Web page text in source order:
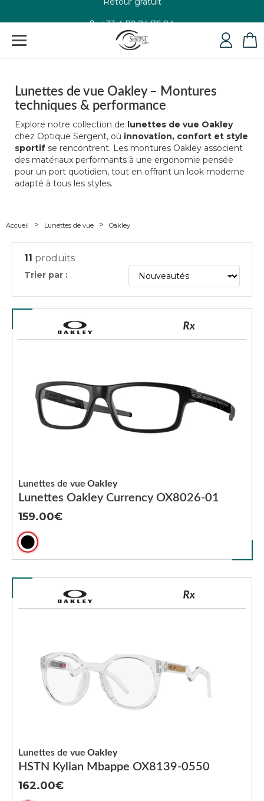
Lunettes de vue Oakley – Montures
techniques & performance
Explore notre collection de lunettes de vue Oakley
chez Optique Sergent, où innovation, confort et style
sportif se rencontrent. Les montures Oakley associent
des matériaux performants à une ergonomie pensée
pour un port quotidien, tout en offrant un look moderne
adapté à tous les styles.
Accueil Lunettes de vue Oakley
11 produits
Trier par :
Lunettes Oakley Currency OX8026-01
Lunettes de vue Oakley
159.00
HSTN Kylian Mbappe OX8139-0550
Lunettes de vue Oakley
162.00